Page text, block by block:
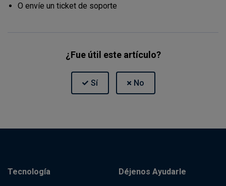
O envíe un ticket de soporte
¿Fue útil este artículo?
Tecnología Déjenos Ayudarle